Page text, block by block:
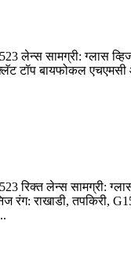
लेन्स सामग्री: ग्लास
टॉप बायफोकल
रिक्त लेन्स सामग्री:
रंग: राखाडी, तपकिरी,